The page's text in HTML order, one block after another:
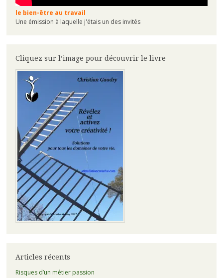
le bien-être au travail
Une émission à laquelle j'étais un des invités
Cliquez sur l’image pour découvrir le livre
Articles récents
Risques d’un métier passion